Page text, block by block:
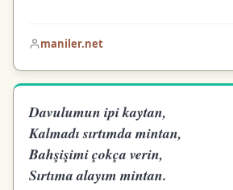
maniler.net
Davulumun ipi kaytan,
Kalmadı sırtımda mintan,
Bahşişimi çokça verin,
Sırtıma alayım mintan.